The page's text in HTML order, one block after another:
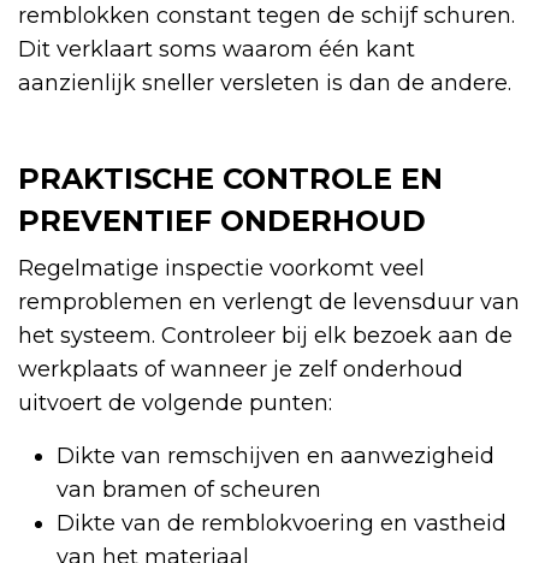
remblokken constant tegen de schijf schuren.
Dit verklaart soms waarom één kant
aanzienlijk sneller versleten is dan de andere.
PRAKTISCHE CONTROLE EN
PREVENTIEF ONDERHOUD
Regelmatige inspectie voorkomt veel
remproblemen en verlengt de levensduur van
het systeem. Controleer bij elk bezoek aan de
werkplaats of wanneer je zelf onderhoud
uitvoert de volgende punten:
Dikte van remschijven en aanwezigheid
van bramen of scheuren
Dikte van de remblokvoering en vastheid
van het materiaal